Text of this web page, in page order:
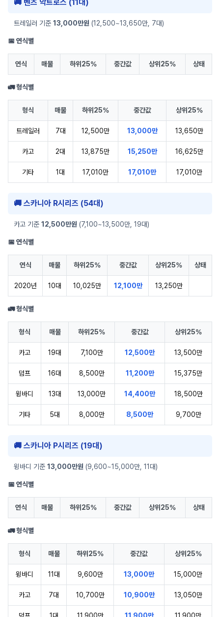
🚚 벤츠 악트로스 (11대)
트레일러 기준 13,000만원 (12,500~13,650만, 7대)
📅 연식별
연식 매물 하위25% 중간값 상위25% 상태
🚛 형식별
형식 매물 하위25% 중간값 상위25%
트레일러 7대 12,500만 13,000만 13,650만
카고 2대 13,875만 15,250만 16,625만
기타 1대 17,010만 17,010만 17,010만
🚚 스카니아 R시리즈 (54대)
카고 기준 12,500만원 (7,100~13,500만, 19대)
📅 연식별
연식 매물 하위25% 중간값 상위25% 상태
2020년 10대 10,025만 12,100만 13,250만
🚛 형식별
형식 매물 하위25% 중간값 상위25%
카고 19대 7,100만 12,500만 13,500만
덤프 16대 8,500만 11,200만 15,375만
윙바디 13대 13,000만 14,400만 18,500만
기타 5대 8,000만 8,500만 9,700만
🚚 스카니아 P시리즈 (19대)
윙바디 기준 13,000만원 (9,600~15,000만, 11대)
📅 연식별
연식 매물 하위25% 중간값 상위25% 상태
🚛 형식별
형식 매물 하위25% 중간값 상위25%
윙바디 11대 9,600만 13,000만 15,000만
카고 7대 10,700만 10,900만 13,050만